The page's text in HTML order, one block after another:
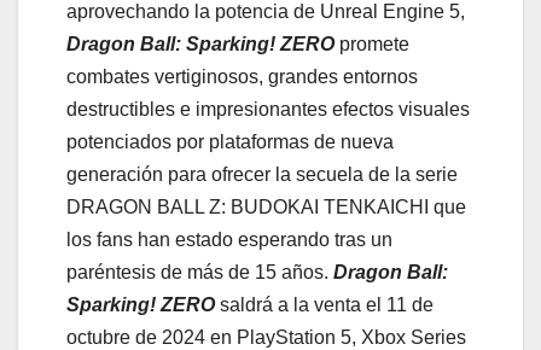
aprovechando la potencia de Unreal Engine 5,
Dragon Ball: Sparking! ZEROpromete
combates vertiginosos, grandes entornos
destructibles e impresionantes efectos visuales
potenciados por plataformas de nueva
generación para ofrecer la secuela de la serie
DRAGON BALL Z: BUDOKAI TENKAICHI que
los fans han estado esperando tras un
paréntesis de más de 15 años. Dragon Ball:
Sparking! ZEROsaldrá a la venta el 11 de
octubre de 2024 en PlayStation 5, Xbox Series